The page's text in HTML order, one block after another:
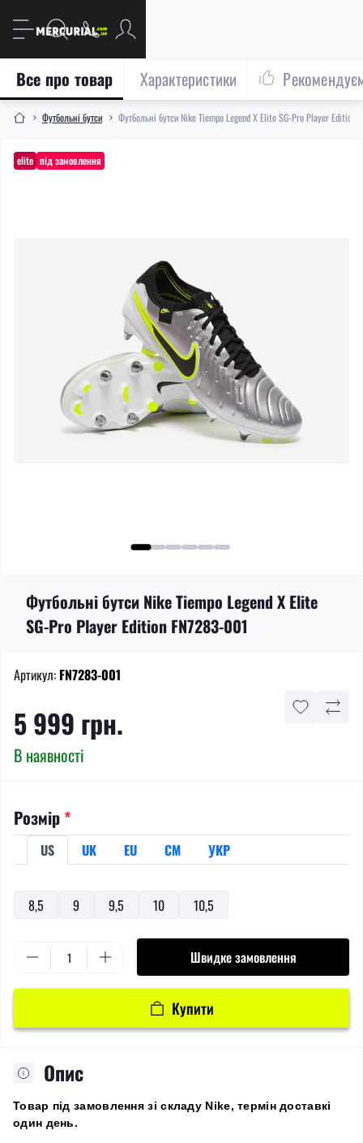
Футбольні бутси Футбольні бутси Nike Tiempo Legend X Elite SG-Pro Player Edition
Все про товар Характеристики
elite під замовлення
Футбольні бутси Nike Tiempo Legend X Elite
SG-Pro Player Edition FN7283-001
Артикул: FN7283-001
5 999 грн.
В наявності
Розмір *
US UK EU СМ УКР
8,5 9 9,5 10 10,5
Швидке замовлення
Купити
Опис
Товар під замовлення зі складу Nike, термін доставкі
один день.